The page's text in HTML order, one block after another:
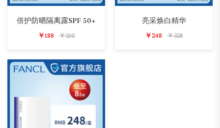
倍护防晒隔离露SPF 50+
￥188 ￥210
亮采焕白精华
￥248 ￥328